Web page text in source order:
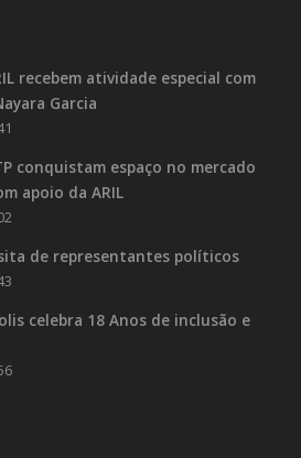
recebem atividade especial com
Garcia
conquistam espaço no mercado
apoio da ARIL
de representantes políticos
celebra 18 Anos de inclusão e